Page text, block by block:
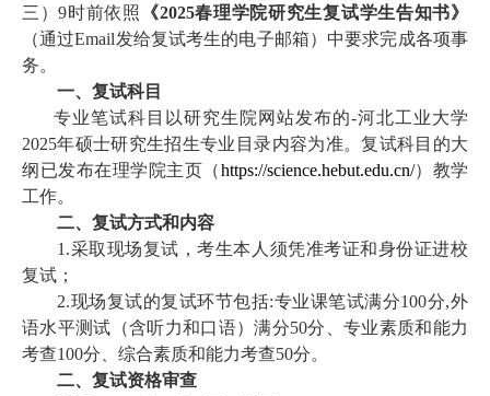
三）9时前依照
《2025春理学院研究生复试学生告知书》
（通过Email发给复试考生的电子邮箱）中要求完成各项事
务。
一、复试科目
专业笔试科目以研究生院网站发布的-河北工业大学
2025年硕士研究生招生专业目录内容为准。复试科目的大
纲已发布在理学院主页（https://science.hebut.edu.cn/）教学
工作。
二、复试方式和内容
1.采取现场复试，考生本人须凭准考证和身份证进校
复试；
2.现场复试的复试环节包括:专业课笔试满分100分,外
语水平测试（含听力和口语）满分50分、专业素质和能力
考查100分、综合素质和能力考查50分。
二、复试资格审查